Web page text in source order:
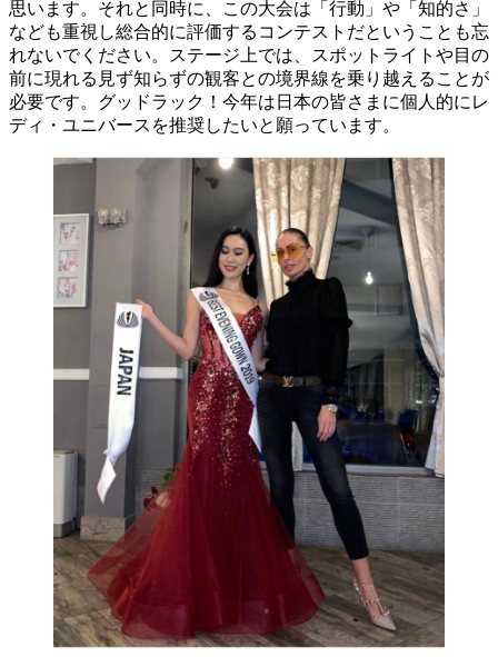
思います。それと同時に、この大会は「行動」や「知的さ」
なども重視し総合的に評価するコンテストだということも忘
れないでください。ステージ上では、スポットライトや目の
前に現れる見ず知らずの観客との境界線を乗り越えることが
必要です。グッドラック！今年は日本の皆さまに個人的にレ
ディ・ユニバースを推奨したいと願っています。